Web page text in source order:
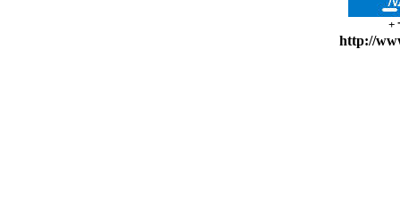
+
http://